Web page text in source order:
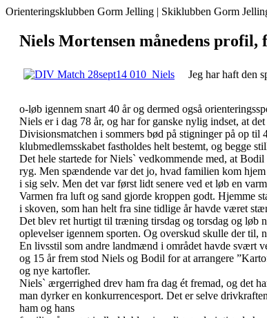
Orienteringsklubben Gorm Jelling | Skiklubben Gorm
Niels Mortensen månedens profil,
Jeg har haft den
o-løb igennem snart 40 år og dermed også
Niels er i dag 78 år, og har for ganske nylig indset, at
Divisionsmatchen i sommers bød på stigninger på op
klubmedlemsskabet fastholdes helt bestemt, og begge
Det hele startede for Niels` vedkommende med, at
ryg. Men spændende var det jo, hvad familien kom
i sig selv. Men det var først lidt senere ved et løb en
Varmen fra luft og sand gjorde kroppen godt. Hjemme
i skoven, som han helt fra sine tidlige år havde været
Det blev ret hurtigt til træning tirsdag og torsdag og løb
oplevelser igennem sporten. Og overskud skulle der til,
En livsstil som andre landmænd i området havde svært
og 15 år frem stod Niels og Bodil for at arrangere
og nye kartofler.
Niels` ærgerrighed drev ham fra dag ét fremad, og det
man dyrker en konkurrencesport. Det er selve
ham og hans